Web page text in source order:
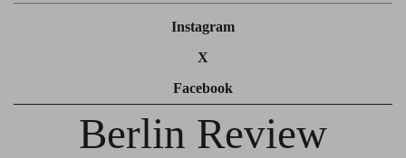
Instagram
X
Facebook
Berlin Review